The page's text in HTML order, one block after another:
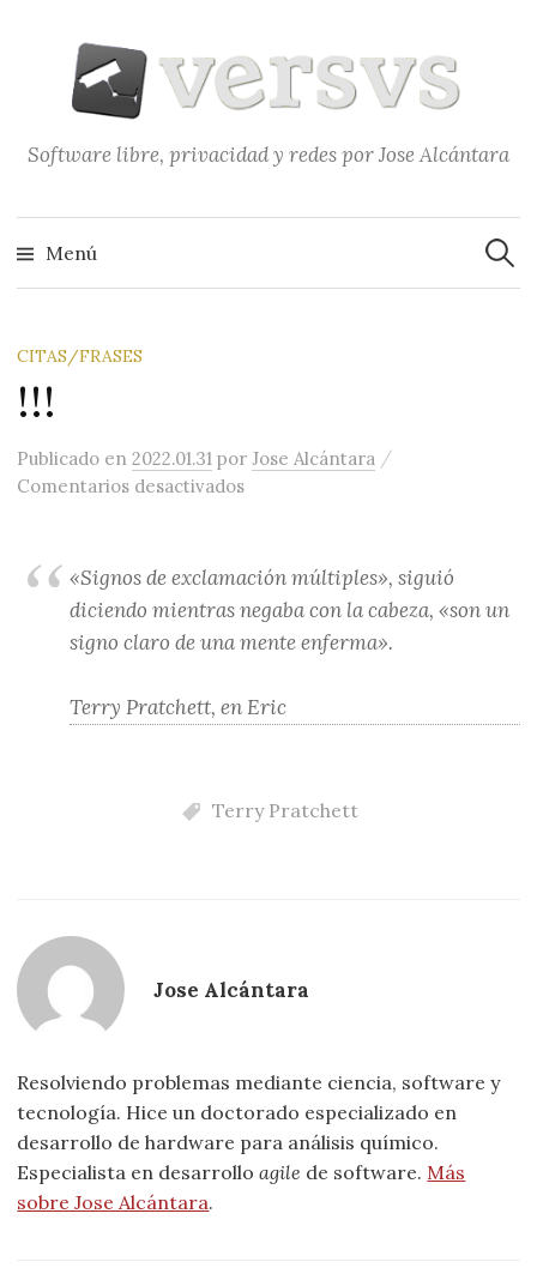
contenido
Software libre, privacidad y redes por Jose Alcántara
Menú
CITAS/FRASES
!!!
Publicado en2022.01.31 porJose Alcántara /
Comentarios desactivadosen !!!
«Signos de exclamación múltiples», siguió
diciendo mientras negaba con la cabeza, «son un
signo claro de una mente enferma».
Terry Pratchett, en Eric
Terry Pratchett
Jose Alcántara
Resolviendo problemas mediante ciencia, software y
tecnología. Hice un doctorado especializado en
desarrollo de hardware para análisis químico.
Especialista en desarrolloagile de software. Más
sobre Jose Alcántara.